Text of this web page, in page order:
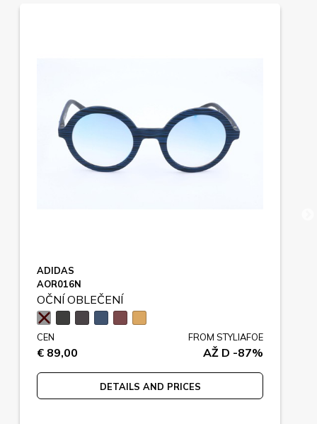
ADIDAS
AOR016N
OČNÍ OBLEČENÍ
CEN
€ 89,00
FROM STYLIAFOE
AŽ D -87%
DETAILS AND PRICES